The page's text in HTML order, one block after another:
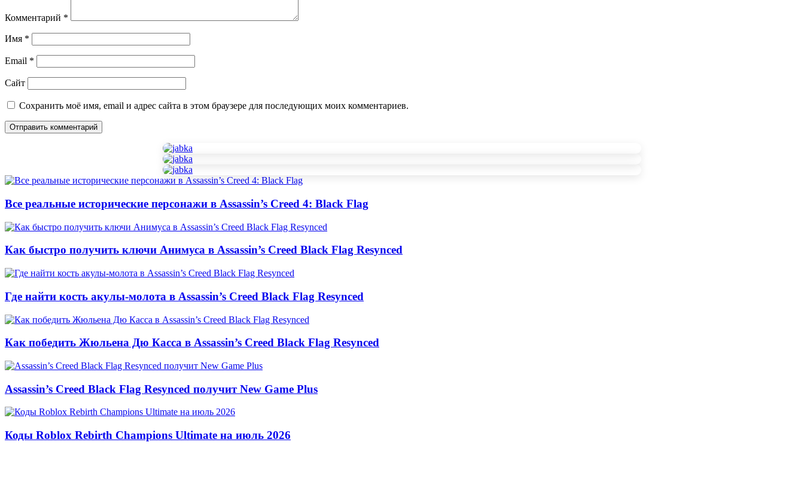
Комментарий *
Имя *
Email *
Сайт
Сохранить моё имя, email и адрес сайта в этом браузере для последующих моих комментариев.
Все реальные исторические персонажи в Assassin’s Creed 4: Black Flag
Как быстро получить ключи Анимуса в Assassin’s Creed Black Flag Resynced
Где найти кость акулы-молота в Assassin’s Creed Black Flag Resynced
Как победить Жюльена Дю Касса в Assassin’s Creed Black Flag Resynced
Assassin’s Creed Black Flag Resynced получит New Game Plus
Коды Roblox Rebirth Champions Ultimate на июль 2026